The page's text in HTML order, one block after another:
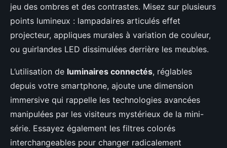
jeu des ombres et des contrastes. Misez sur plusieurs
points lumineux : lampadaires articulés effet
projecteur, appliques murales à variation de couleur,
ou guirlandes LED dissimulées derrière les meubles.
L’utilisation de luminaires connectés, réglables
depuis votre smartphone, ajoute une dimension
immersive qui rappelle les technologies avancées
manipulées par les visiteurs mystérieux de la mini-
série. Essayez également les filtres colorés
interchangeables pour changer radicalement